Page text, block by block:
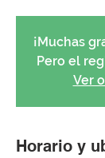
¡Muchas
Pero el
Ver
Horario y